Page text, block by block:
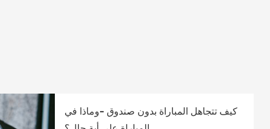
كيف تتجاهل المباراة بدون صندوق -وماذا في